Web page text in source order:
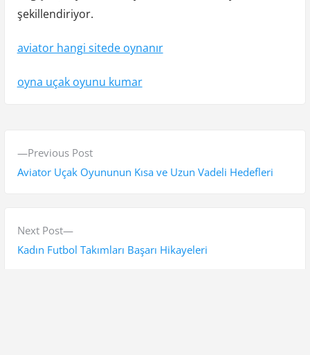
şekillendiriyor.
aviator hangi sitede oynanır
oyna uçak oyunu kumar
Previous PostP
r
o
Aviator Uçak Oyununun Kısa ve Uzun Vadeli Hedefleri
Next Post
N
e
Kadın Futbol Takımları Başarı Hikayeleri